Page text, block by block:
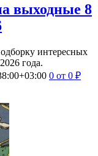
выходные 8
интересных
года.
0 от 0 ₽